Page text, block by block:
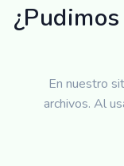
En nuestro
archivos. Al